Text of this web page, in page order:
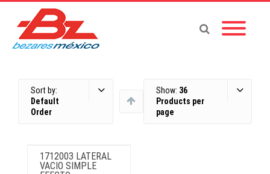
Sort by:
Default
Order
Show: 36
Products per
page
1712003 LATERAL
VACIO SIMPLE